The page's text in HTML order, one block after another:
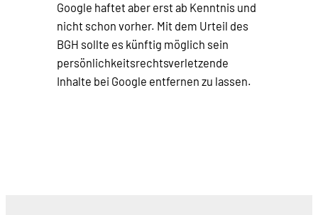
Google haftet aber erst ab Kenntnis und
nicht schon vorher. Mit dem Urteil des
BGH sollte es künftig möglich sein
persönlichkeitsrechtsverletzende
Inhalte bei Google entfernen zu lassen.